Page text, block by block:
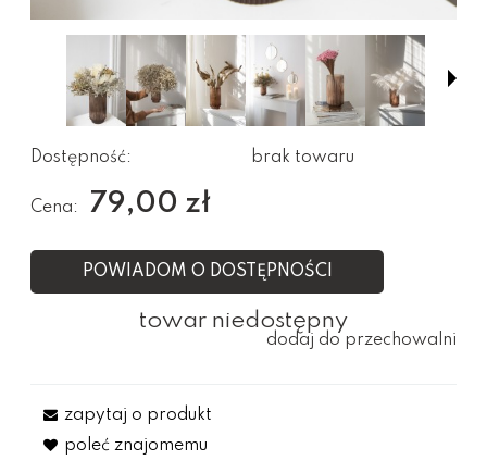
Dostępność: brak towaru
Cena: 79,00 zł
POWIADOM O DOSTĘPNOŚCI
towar niedostępny
dodaj do przechowalni
zapytaj o produkt
poleć znajomemu